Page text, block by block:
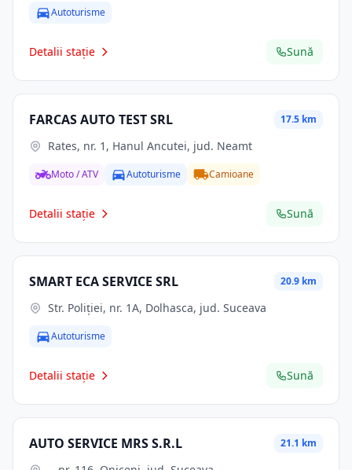
Autoturisme
Detalii stație Sună
FARCAS AUTO TEST SRL 17.5 km
Rates, nr. 1, Hanul Ancutei, jud. Neamt
Moto / ATV Autoturisme Camioane
Detalii stație Sună
SMART ECA SERVICE SRL 20.9 km
Str. Poliţiei, nr. 1A, Dolhasca, jud. Suceava
Autoturisme
Detalii stație Sună
AUTO SERVICE MRS S.R.L 21.1 km